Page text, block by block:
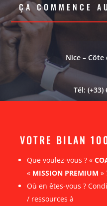
ÇA COMMENCE
Nice – Côte
Tél: (+33)
VOTRE BILAN
Que voulez-vous ? «
« MISSION PREMIUM »
Où en êtes-vous ?
/ ressources à